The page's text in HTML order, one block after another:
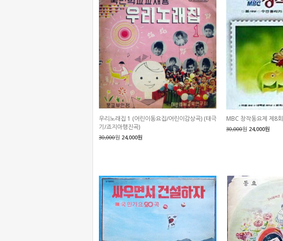
우리노래집 1 (어린이동요집/어린이감상곡) (태극
기/죠지아행진곡)
30,000원 24,000원
MBC 창작동요제 제8회
30,000원 24,000원